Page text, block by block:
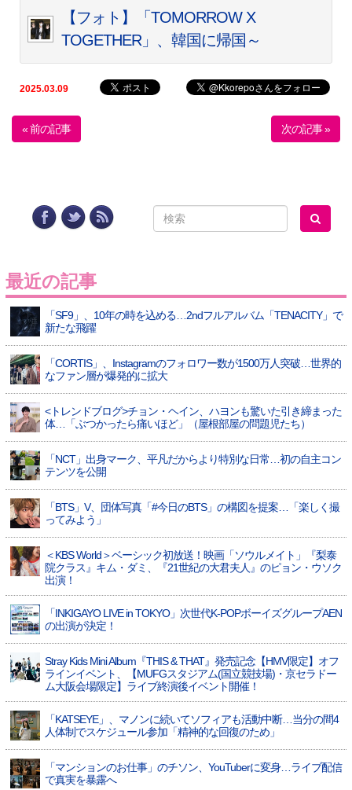
【フォト】「TOMORROW X
TOGETHER」、韓国に帰国～
2025.03.09
« 前の記事 次の記事 »
最近の記事
「SF9」、10年の時を込める…2ndフルアルバム「TENACITY」で
新たな飛躍
「CORTIS」、Instagramのフォロワー数が1500万人突破…世界的
なファン層が爆発的に拡大
<トレンドブログ>チョン・ヘイン、ハヨンも驚いた引き締まった
体…「ぶつかったら痛いほど」（屋根部屋の問題児たち）
「NCT」出身マーク、平凡だからより特別な日常…初の自主コン
テンツを公開
「BTS」V、団体写真「#今日のBTS」の構図を提案…「楽しく撮
ってみよう」
＜KBS World＞ベーシック初放送！映画「ソウルメイト」『梨泰
院クラス』キム・ダミ、『21世紀の大君夫人』のピョン・ウソク
出演！
「INKIGAYO LIVE in TOKYO」次世代K-POPボーイズグループAEN
の出演が決定！
Stray Kids Mini Album『THIS & THAT』発売記念【HMV限定】オフ
ラインイベント、【MUFGスタジアム(国立競技場)・京セラドー
ム大阪会場限定】ライブ終演後イベント開催！
「KATSEYE」、マノンに続いてソフィアも活動中断…当分の間4
人体制でスケジュール参加「精神的な回復のため」
「マンションのお仕事」のチソン、YouTuberに変身…ライブ配信
で真実を暴露へ